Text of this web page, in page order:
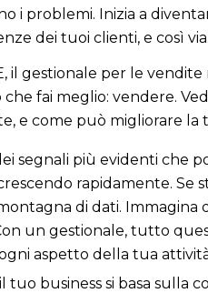
i problemi. Inizia a
dei tuoi clienti, e così via.
il gestionale per le
fai meglio: vendere.
e come può migliorare la
segnali più evidenti che
rapidamente. Se
di dati.
un gestionale, tutto
aspetto della tua
tuo business si basa sulla